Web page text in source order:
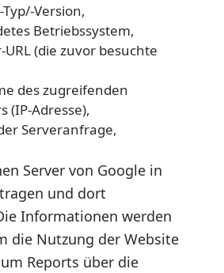
Version,
Betriebssystem,
(die zuvor besuchte
des zugreifenden
(IP-Adresse),
Serveranfrage,
Server von Google in
und dort
Informationen werden
die Nutzung der Website
Reports über die